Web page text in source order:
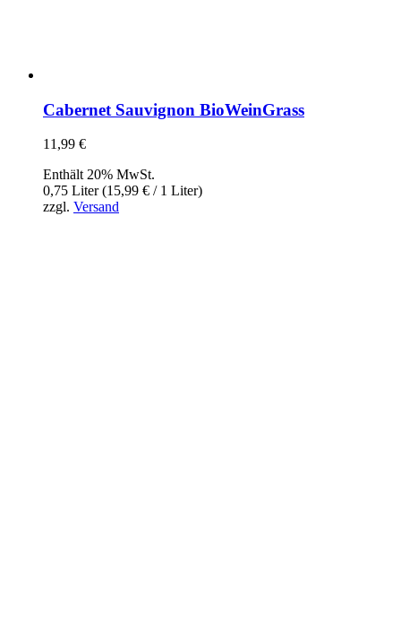
Cabernet Sauvignon BioWeinGrass
11,99 €
Enthält 20% MwSt.
0,75 Liter (15,99 € / 1 Liter)
zzgl. Versand